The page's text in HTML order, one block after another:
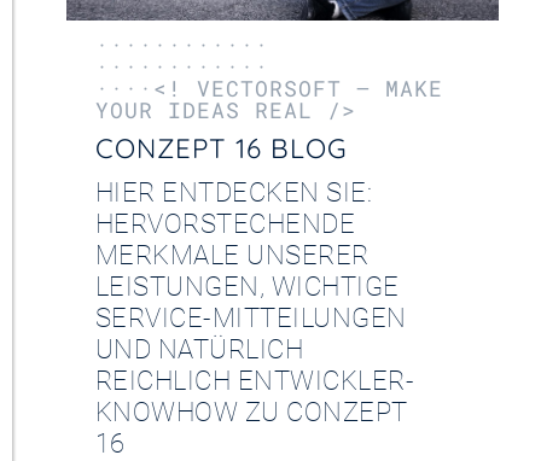
············
············
····<! VECTORSOFT – MAKE
YOUR IDEAS REAL />
CONZEPT 16 BLOG
HIER ENTDECKEN SIE:
HERVORSTECHENDE
MERKMALE UNSERER
LEISTUNGEN, WICHTIGE
SERVICE-MITTEILUNGEN
UND NATÜRLICH
REICHLICH ENTWICKLER-
KNOWHOW ZU CONZEPT
16